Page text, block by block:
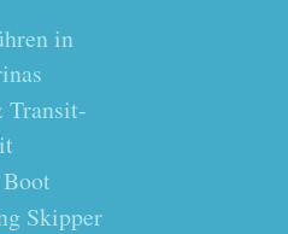
in
Transit-
Skipper